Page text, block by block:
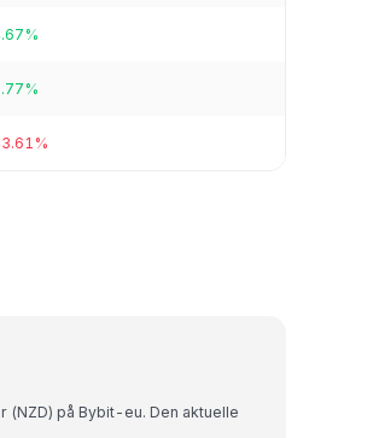
(NZD) på Bybit-eu. Den aktuelle